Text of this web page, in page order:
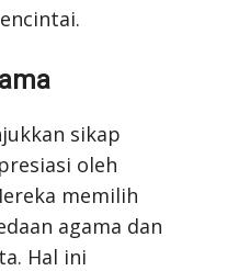
sikap
oleh
memilih
agama dan
Hal ini